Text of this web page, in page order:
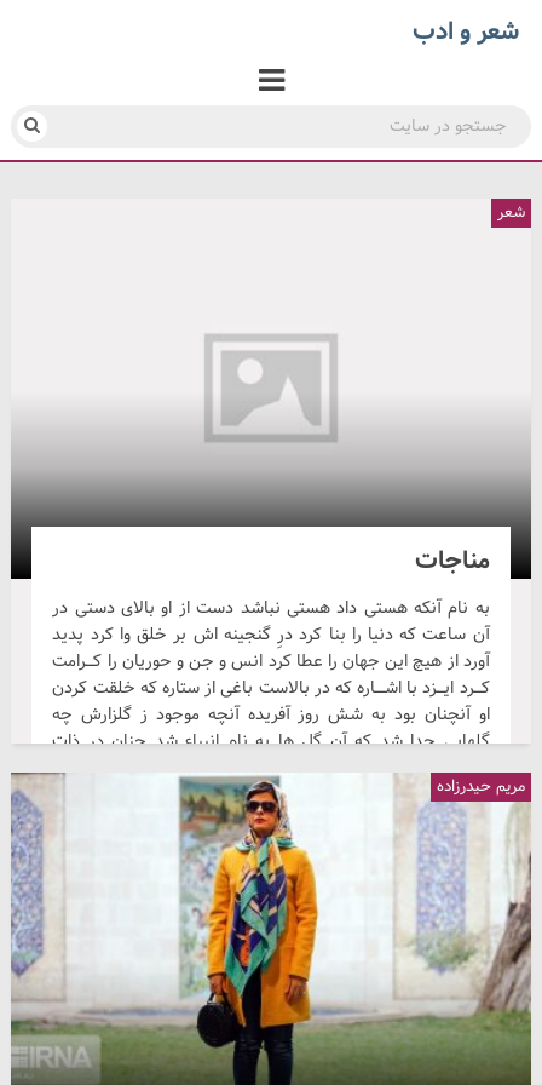
شعر و ادب
مناجات
به نام آنکه هستی داد هستی نباشد دست از او بالای دستی در
آن ساعت که دنیا را بنا کرد درِ گنجینه اش بر خلق وا کرد پدید
آورد از هیچ این جهان را عطا کرد انس و جن و حوریان را کـــرامت
کـــرد ایـــزد با اشــــاره که در بالاست باغی از ستاره که خلقت کردن
او آنچنان بود به شش روز آفریده آنچه موجود ز گلزارش چه
گلهایی جدا شد که آن گل ها به نام انبیاء شد چنان در ذات
پاکش جلوه گر شد که معصومین پاک...
شعر
سکوت
شکسته‌تر شده در شهر، اعتبارِ سکوت دوباره همهمه‌ای خفته در
حصارِ سکوت به نانِ گندمِ ایمان، هجومِ تاول خورد جماعتی شده
درگیرِ انتحارِ سکوت شبی که سفرهٔ خالی، به سفره‌چی می‌گفت:
ببر به حجلهٔ تردید، شاهوارِ سکوت! کدام دست، تبر را به
شعر
شعر
شعر
شعر
شعر
مریم حیدرزاده